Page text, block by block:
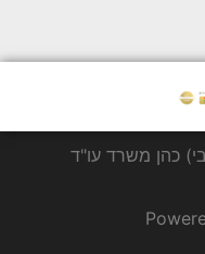
כהן משרד עו"ד